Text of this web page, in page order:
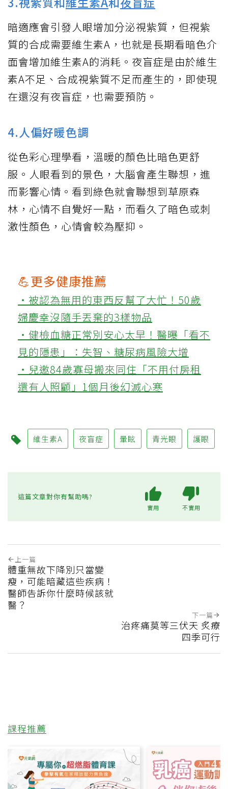
暗適應會引發人眼增加分泌視紫質，但視紫
質的合成需要維生素A，也就是長期看暗色介
面會增加維生素A的消耗。夜盲症是由於維生
素A不足、合成視紫質不足而產生的，即使現
在還沒有夜盲症，也需要預防。
4.人偏好暖色調
從色彩心理學看，溫暖的顏色比暗色更舒
服。人眼看到的景色，大腦會產生聯想，進
而影響心情。看到綠色就會聯想到草原森
林，心情不自覺好一點，而看久了暗色或刺
激性顏色，心情會較為壓抑。
💪更多健康推薦
‧被認為無用的東西反幫了大忙！50歲
婦慶幸沒隨手丟棄的3樣物品
‧健檢血糖正常別安心太早！醫曝「看不
見的隱患」：失智、糖尿病風險大增
‧兒邀84歲寡母搬來同住「不用付房租
還有人照顧」1個月後幻滅心寒
維生素A 夜盲症 暈眩 青光眼 護眼
這篇文章對你有幫助嗎?
實用 不實用
上一篇
體重無故下降別只當變
瘦，可能暗藏這些疾病！
醫師告訴你什麼時候該就
醫？
下一篇
治疼痛莫等三伏天 炙療
四季可行
課程推薦